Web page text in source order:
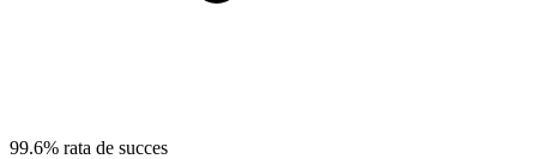
99.6% rata de succes